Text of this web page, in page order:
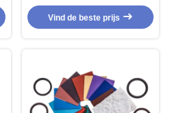
van Weerstandsfluoroelastomer
FKM
Vind de beste prijs